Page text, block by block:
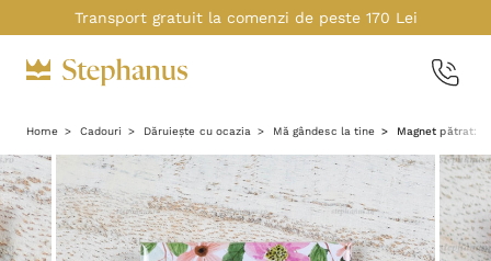
Transport gratuit la comenzi de peste 170 Lei
Home Cadouri Dăruiește cu ocazia Mă gândesc la tine Magnet pătrat: